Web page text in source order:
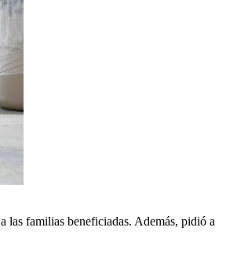
las familias beneficiadas. Además, pidió a